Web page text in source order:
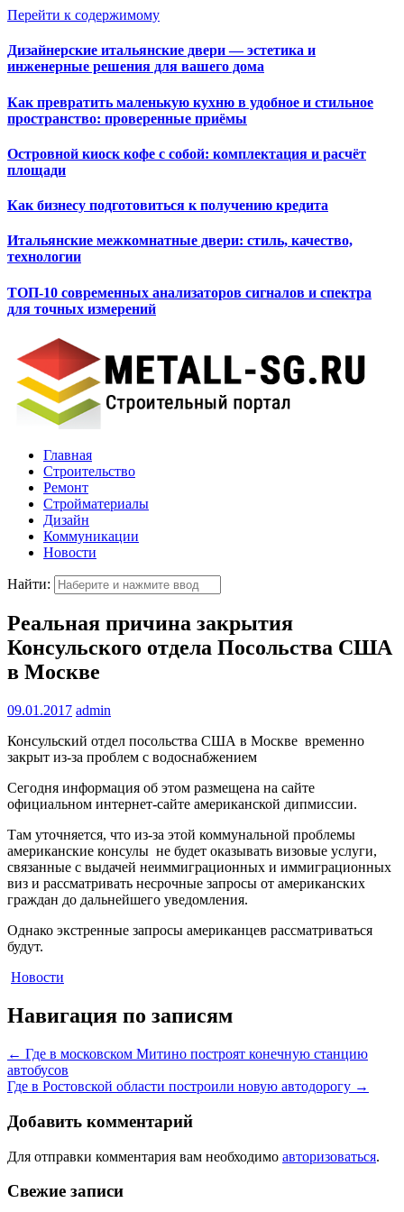
Перейти к содержимому
Дизайнерские итальянские двери — эстетика и
инженерные решения для вашего дома
Как превратить маленькую кухню в удобное и стильное
пространство: проверенные приёмы
Островной киоск кофе с собой: комплектация и расчёт
площади
Как бизнесу подготовиться к получению кредита
Итальянские межкомнатные двери: стиль, качество,
технологии
ТОП-10 современных анализаторов сигналов и спектра
для точных измерений
Главная
Строительство
Ремонт
Стройматериалы
Дизайн
Коммуникации
Новости
Найти:
Реальная причина закрытия
Консульского отдела Посольства США
в Москве
09.01.2017 admin
Консульский отдел посольства США в Москве временно
закрыт из-за проблем с водоснабжением
Сегодня информация об этом размещена на сайте
официальном интернет-сайте американской дипмиссии.
Там уточняется, что из-за этой коммунальной проблемы
американские консулы не будет оказывать визовые услуги,
связанные с выдачей неиммиграционных и иммиграционных
виз и рассматривать несрочные запросы от американских
граждан до дальнейшего уведомления.
Однако экстренные запросы американцев рассматриваться
будут.
Новости
Навигация по записям
← Где в московском Митино построят конечную станцию
автобусов
Где в Ростовской области построили новую автодорогу →
Добавить комментарий
Для отправки комментария вам необходимо авторизоваться.
Свежие записи